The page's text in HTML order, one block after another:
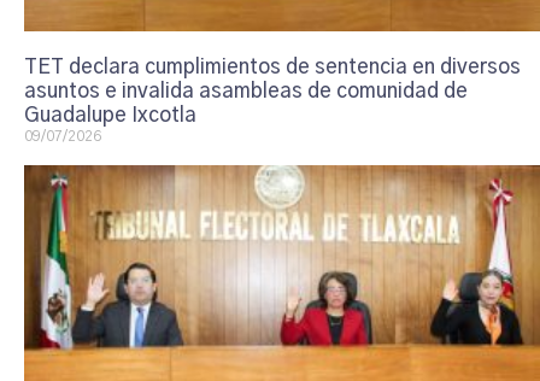
TET declara cumplimientos de sentencia en diversos
asuntos e invalida asambleas de comunidad de
Guadalupe Ixcotla
09/07/2026